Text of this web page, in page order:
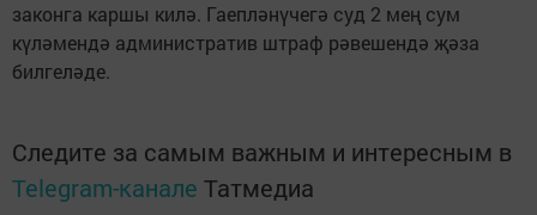
законга каршы килә. Гаепләнүчегә суд 2 мең сум
күләмендә административ штраф рәвешендә җәза
билгеләде.
Следите за самым важным и интересным в
Telegram-канале Татмедиа